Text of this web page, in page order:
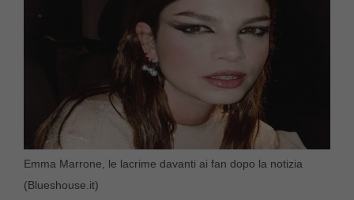
Emma Marrone, le lacrime davanti ai fan dopo la notizia
(Blueshouse.it)